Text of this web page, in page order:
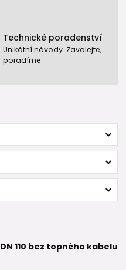
Technické poradenství
Unikátní návody. Zavolejte,
poradíme.
DN 110 bez topného kabelu